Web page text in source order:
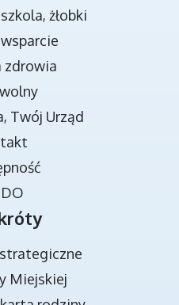
RADY MIEJSKIEJ
żłobki
zdrowia
Twój Urząd
Miejskiej